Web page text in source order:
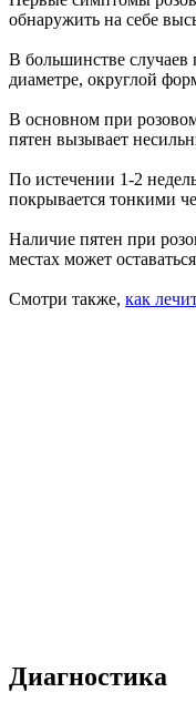
обнаружить на себе
В большинстве случаев
диаметре, округлой
В основном при
пятен вызывает
По истечении 1-2
покрывается тонкими
Наличие пятен при
местах может
Смотри также, как
Диагностика